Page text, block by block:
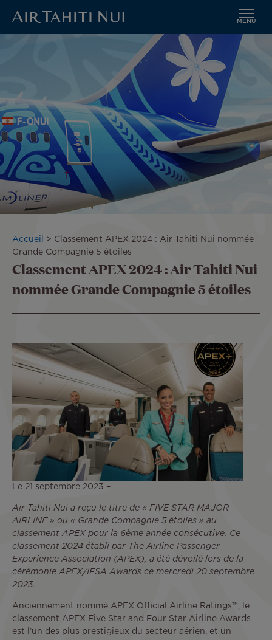
MENU
Fil
d'Ariane
Accueil
Classement APEX 2024 : Air Tahiti Nui nommée
Grande Compagnie 5 étoiles
Classement APEX 2024 : Air Tahiti Nui
nommée Grande Compagnie 5 étoiles
Le 21 septembre 2023 –
Air Tahiti Nui a reçu le titre de « FIVE STAR MAJOR
AIRLINE » ou « Grande Compagnie 5 étoiles » au
classement APEX pour la 6ème année consécutive. Ce
classement 2024 établi par The Airline Passenger
Experience Association (APEX), a été dévoilé lors de la
cérémonie APEX/IFSA Awards ce mercredi 20 septembre
2023.
Anciennement nommé APEX Official Airline Ratings™, le
classement APEX Five Star and Four Star Airline Awards
est l’un des plus prestigieux du secteur aérien, et un